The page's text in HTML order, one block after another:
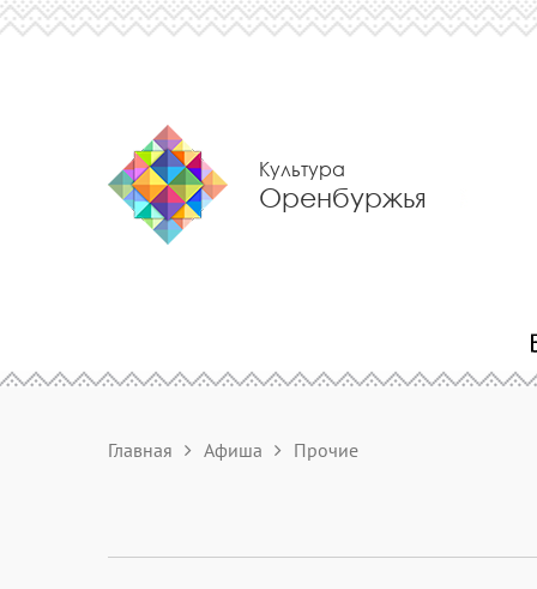
Культура
Оренбуржья
Главная Афиша Прочие